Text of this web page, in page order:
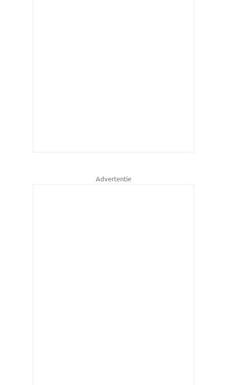
Advertentie